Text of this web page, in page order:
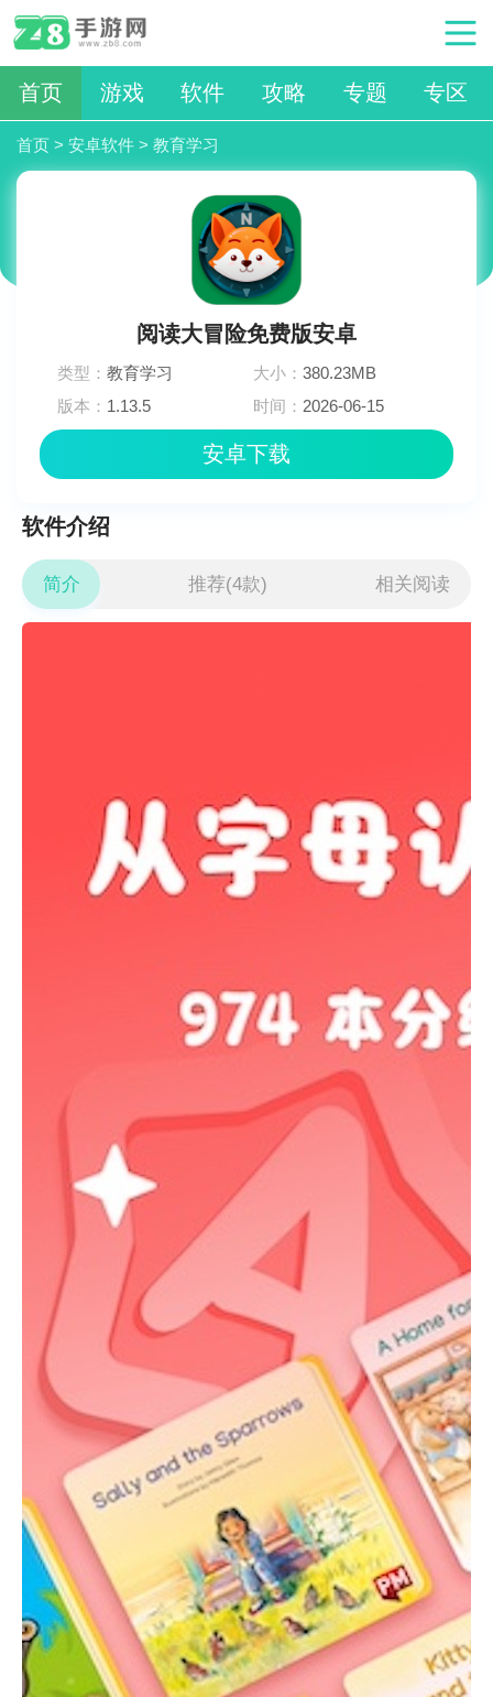
首页 游戏 软件 攻略 专题 专区
首页 > 安卓软件 > 教育学习
阅读大冒险免费版安卓
类型：教育学习 大小：380.23MB
版本： 1.13.5 时间： 2026-06-15
安卓下载
软件介绍
简介 推荐(4款) 相关阅读